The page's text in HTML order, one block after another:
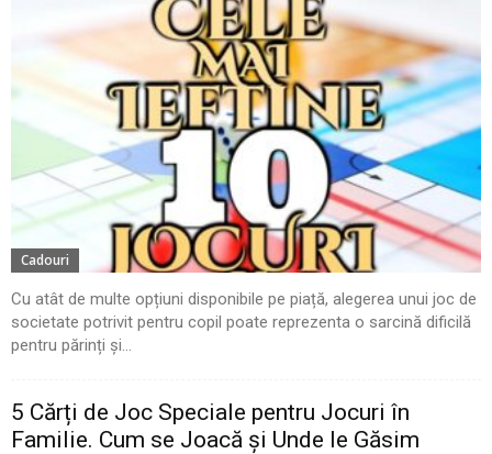
Cadouri
Cu atât de multe opțiuni disponibile pe piață, alegerea unui joc de
societate potrivit pentru copil poate reprezenta o sarcină dificilă
pentru părinți și...
5 Cărți de Joc Speciale pentru Jocuri în
Familie. Cum se Joacă și Unde le Găsim